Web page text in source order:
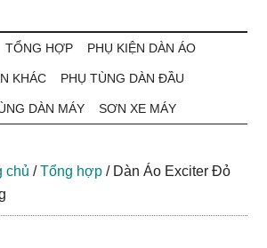
TỔNG HỢP PHỤ KIỆN DÀN ÁO
KHÁC PHỤ TÙNG DÀN ĐẦU
DÀN MÁY SƠN XE MÁY
chủ / Tổng hợp /Dàn Áo Exciter Đỏ